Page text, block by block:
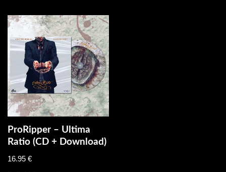
ProRipper – Ultima
Ratio (CD + Download)
16.95 €